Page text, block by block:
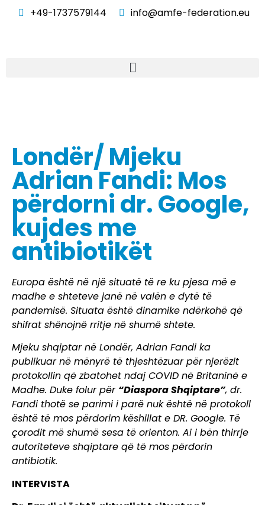
+49-1737579144 info@amfe-federation.eu
Londër/ Mjeku
Adrian Fandi: Mos
përdorni dr. Google,
kujdes me
antibiotikët
Europa është në një situatë të re ku pjesa më e
madhe e shteteve janë në valën e dytë të
pandemisë. Situata është dinamike ndërkohë që
shifrat shënojnë rritje në shumë shtete.
Mjeku shqiptar në Londër, Adrian Fandi ka
publikuar në mënyrë të thjeshtëzuar për njerëzit
protokollin që zbatohet ndaj COVID në Britaninë e
Madhe. Duke folur për “Diaspora Shqiptare”, dr.
Fandi thotë se parimi i parë nuk është në protokoll
është të mos përdorim këshillat e DR. Google. Të
çorodit më shumë sesa të orienton. Ai i bën thirrje
autoriteteve shqiptare që të mos përdorin
antibiotik.
INTERVISTA